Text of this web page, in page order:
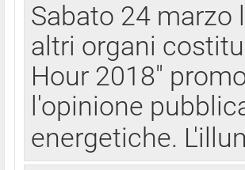
Sabato 24 marzo
altri organi
Hour 2018"
l'opinione
energetiche.